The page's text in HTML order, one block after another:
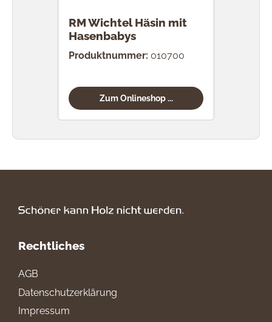
RM Wichtel Häsin mit
Hasenbabys
Produktnummer: 010700
Zum Onlineshop ...
Rechtliches
AGB
Datenschutzerklärung
Impressum